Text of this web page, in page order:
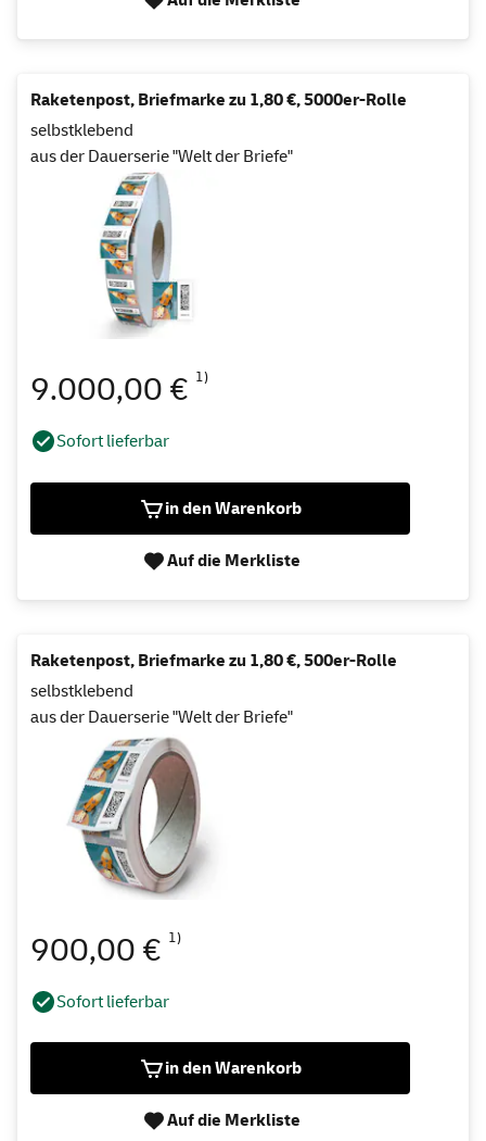
Raketenpost, Briefmarke zu 1,80 €, 5000er-Rolle
selbstklebend
aus der Dauerserie "Welt der Briefe"
9.000,00 € 1)
Sofort lieferbar
in den Warenkorb
Auf die Merkliste
Raketenpost, Briefmarke zu 1,80 €, 500er-Rolle
selbstklebend
aus der Dauerserie "Welt der Briefe"
900,00 € 1)
Sofort lieferbar
in den Warenkorb
Auf die Merkliste